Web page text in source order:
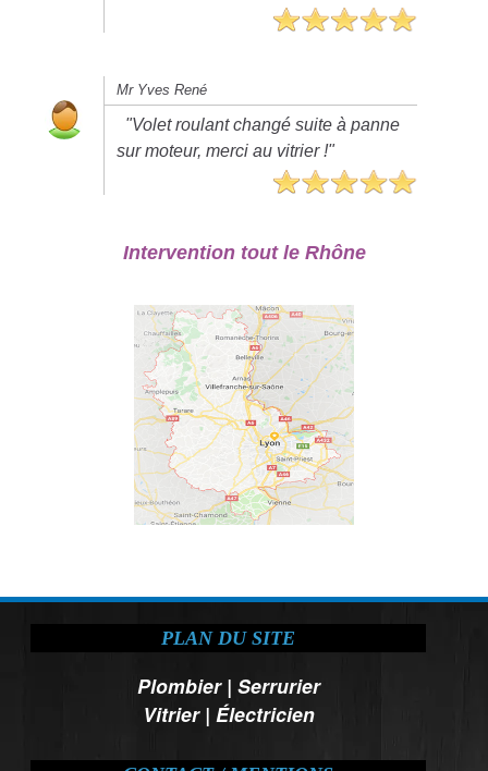
Mr Yves René
"Volet roulant changé suite à panne
sur moteur, merci au vitrier !"
Intervention tout le Rhône
PLAN DU SITE
Plombier| Serrurier
Vitrier| Électricien